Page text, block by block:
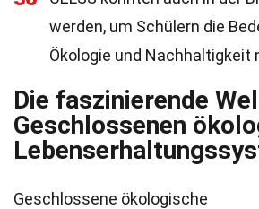
werden, um Schülern die
Ökologie und Nachhaltigkeit
Die faszinierende
Geschlossenen
Geschlossene ökologische